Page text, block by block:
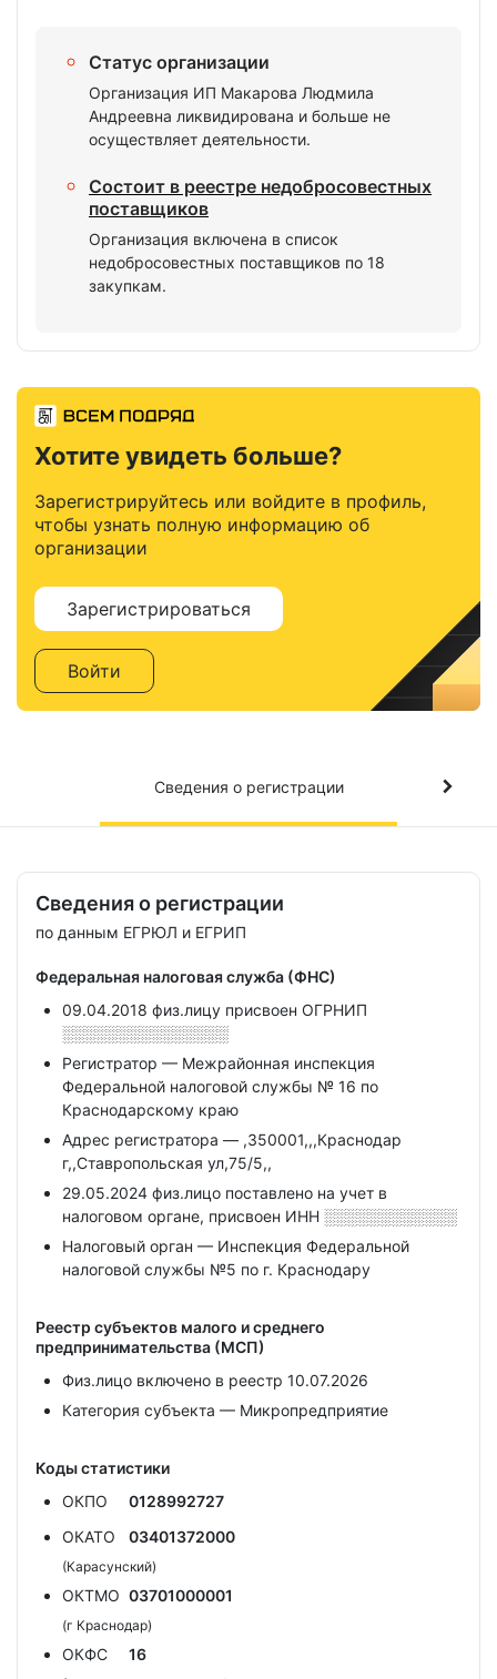
Статус организации
Организация ИП Макарова Людмила
Андреевна ликвидирована и больше не
осуществляет деятельности.
Состоит в реестре недобросовестных
поставщиков
Организация включена в список
недобросовестных поставщиков по 18
закупкам.
Хотите увидеть больше?
Зарегистрируйтесь или войдите в профиль,
чтобы узнать полную информацию об
организации
Зарегистрироваться
Войти
Сведения о регистрации
Сведения о регистрации
по данным ЕГРЮЛ и ЕГРИП
Федеральная налоговая служба (ФНС)
09.04.2018 физ.лицу присвоен ОГРНИП
░░░░░░░░░░░░░░░
Регистратор — Межрайонная инспекция
Федеральной налоговой службы № 16 по
Краснодарскому краю
Адрес регистратора — ,350001,,,Краснодар
г,,Ставропольская ул,75/5,,
29.05.2024 физ.лицо поставлено на учет в
налоговом органе, присвоен ИНН ░░░░░░░░░░░░
Налоговый орган — Инспекция Федеральной
налоговой службы №5 по г. Краснодару
Реестр субъектов малого и среднего
предпринимательства (МСП)
Физ.лицо включено в реестр 10.07.2026
Категория субъекта — Микропредприятие
Коды статистики
ОКПО
0128992727
ОКАТО
03401372000
(Карасунский)
ОКТМО 03701000001
(г Краснодар)
ОКФС 16